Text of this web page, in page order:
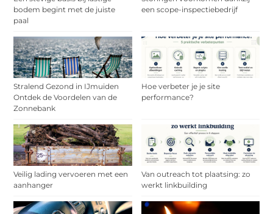
bodem begint met de juiste
paal
een scope-inspectiebedrijf
Stralend Gezond in IJmuiden
Ontdek de Voordelen van de
Zonnebank
Hoe verbeter je je site
performance?
Veilig lading vervoeren met een
aanhanger
Van outreach tot plaatsing: zo
werkt linkbuilding